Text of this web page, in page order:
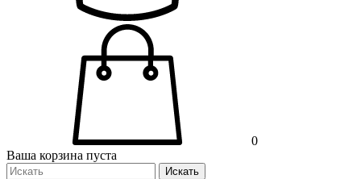
0
Ваша корзина пуста
Искать